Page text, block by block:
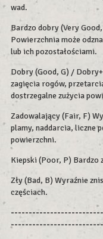
wad.
Bardzo dobry (Very
Powierzchnia może
lub ich pozostałościami.
Dobry (Good, G) /
zagięcia rogów,
dostrzegalne zużycia
Zadowalający (Fair, F)
plamy, naddarcia, liczne
powierzchni.
Kiepski (Poor, P) Bardzo
Zły (Bad, B) Wyraźnie
częściach.